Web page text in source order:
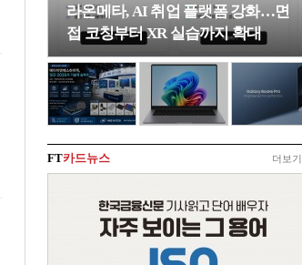
라온메타, AI 취업 플랫폼 강화…면
접 코칭부터 XR 실습까지 확대
FT카드뉴스 더보기